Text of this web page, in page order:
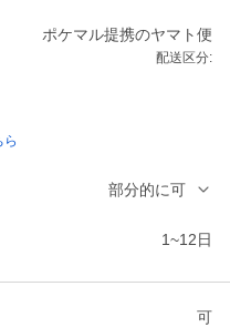
ポケマル提携のヤマト便
配送区分:
部分的に可
1~12日
可